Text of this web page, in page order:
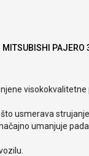
PAJERO
visokokvalitetne
usmerava
umanjuje